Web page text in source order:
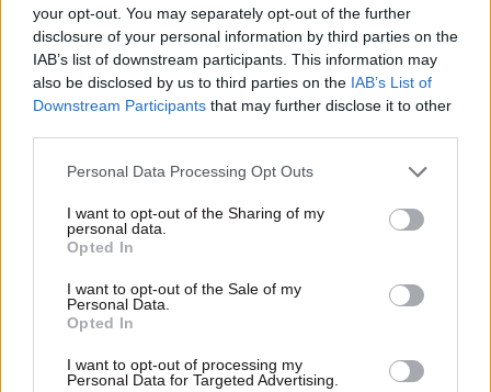
your opt-out. You may separately opt-out of the further
disclosure of your personal information by third parties on the
IAB’s list of downstream participants. This information may
also be disclosed by us to third parties on the IAB’s List of
Downstream Participants that may further disclose it to other
Please note that this website/app uses one or more Google
not limited to your visit or usage behaviour. You may click to
grant or deny consent to Google and its third-party tags to
use your data for below specified purposes in below Google
consent section.
Personal Data Processing Opt Outs
I want to opt-out of the Sharing of my
personal data.
Opted In
I want to opt-out of the Sale of my
Personal Data.
Opted In
I want to opt-out of processing my
Personal Data for Targeted Advertising.
Γιώργος Λιάγκας – Μαρία Αντωνά: Το
φωτογραφικό άλμπουμ των διακοπών τους σε
Μύκονο και Τήνο